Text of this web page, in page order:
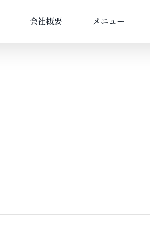
会社概要 メニュー